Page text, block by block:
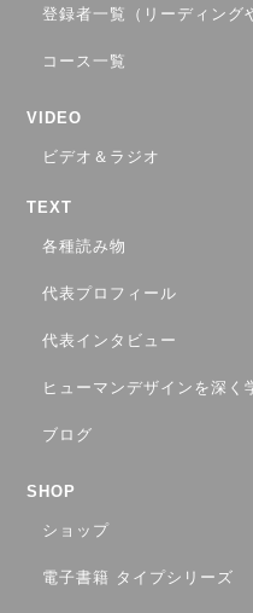
登録者一覧（リーディング
コース一覧
VIDEO
ビデオ＆ラジオ
TEXT
各種読み物
代表プロフィール
代表インタビュー
ヒューマンデザインを深く
ブログ
SHOP
ショップ
電子書籍 タイプシリーズ